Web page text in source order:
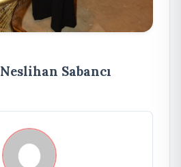
Neslihan Sabancı